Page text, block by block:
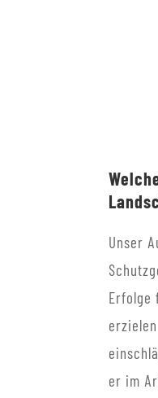
Unser
Erfolge
er im